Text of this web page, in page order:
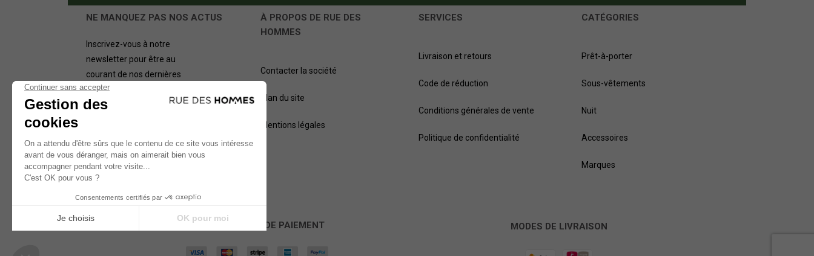
NE MANQUEZ PAS NOS ACTUS
Inscrivez-vous à notre
newsletter pour être au
courant de nos dernières
offres.
À PROPOS DE RUE DES
HOMMES
Contacter la société
Plan du site
Mentions légales
SERVICES
Livraison et retours
Code de réduction
Conditions générales de vente
Politique de confidentialité
CATÉGORIES
Prêt-à-porter
Sous-vêtements
Nuit
Accessoires
Marques
NOS MÉTHODES DE PAIEMENT MODES DE LIVRAISON